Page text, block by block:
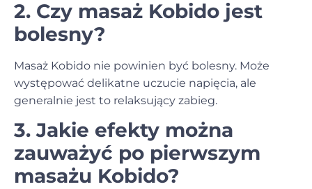
2. Czy masaż Kobido jest
bolesny?
Masaż Kobido nie powinien być bolesny. Może
występować delikatne uczucie napięcia, ale
generalnie jest to relaksujący zabieg.
3. Jakie efekty można
zauważyć po pierwszym
masażu Kobido?